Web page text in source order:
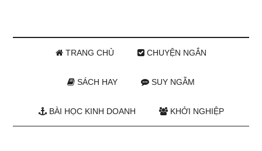
TRANG CHỦ CHUYỆN NGẮN
SÁCH HAY SUY NGẪM
BÀI HỌC KINH DOANH KHỞI NGHIỆP